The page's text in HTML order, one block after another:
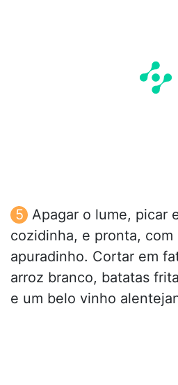
Apagar o lume, picar
cozidinha, e pronta, com
apuradinho. Cortar em
arroz branco, batatas
e um belo vinho